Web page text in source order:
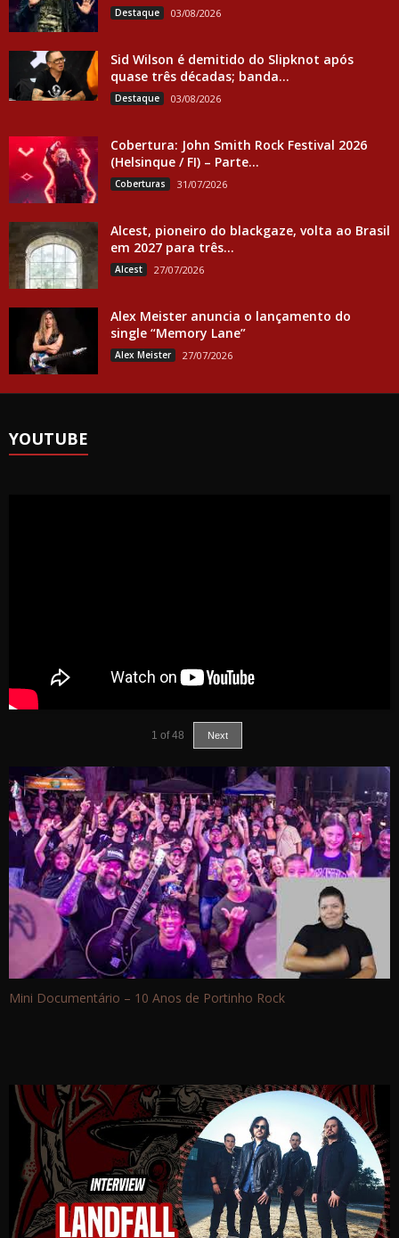
Destaque 03/08/2026
Sid Wilson é demitido do Slipknot após
quase três décadas; banda...
Destaque 03/08/2026
Cobertura: John Smith Rock Festival 2026
(Helsinque / FI) – Parte...
Coberturas 31/07/2026
Alcest, pioneiro do blackgaze, volta ao Brasil
em 2027 para três...
Alcest 27/07/2026
Alex Meister anuncia o lançamento do
single “Memory Lane”
Alex Meister 27/07/2026
YOUTUBE
1 of 48 Next
Mini Documentário – 10 Anos de Portinho Rock